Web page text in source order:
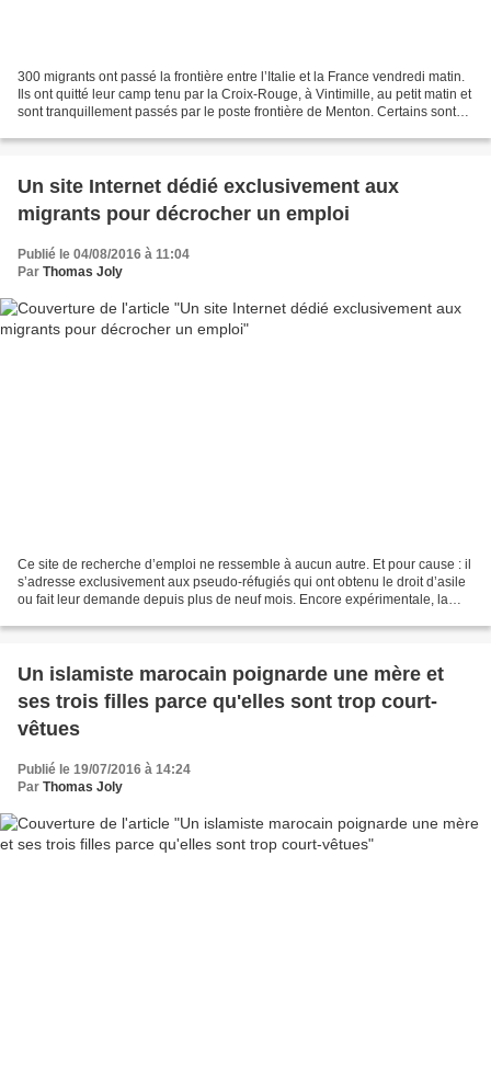
300 migrants ont passé la frontière entre l’Italie et la France vendredi matin.
Ils ont quitté leur camp tenu par la Croix-Rouge, à Vintimille, au petit matin et
sont tranquillement passés par le poste frontière de Menton. Certains sont
Un site Internet dédié exclusivement aux
migrants pour décrocher un emploi
Publié le 04/08/2016 à 11:04
Par Thomas Joly
Ce site de recherche d’emploi ne ressemble à aucun autre. Et pour cause : il
s’adresse exclusivement aux pseudo-réfugiés qui ont obtenu le droit d’asile
ou fait leur demande depuis plus de neuf mois. Encore expérimentale, la
Un islamiste marocain poignarde une mère et
ses trois filles parce qu'elles sont trop court-
vêtues
Publié le 19/07/2016 à 14:24
Par Thomas Joly